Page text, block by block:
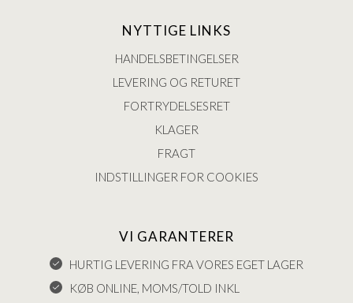
NYTTIGE LINKS
HANDELSBETINGELSER
LEVERING OG RETURET
FORTRYDELSESRET
KLAGER
FRAGT
INDSTILLINGER FOR COOKIES
VI GARANTERER
HURTIG LEVERING FRA VORES EGET LAGER
KØB ONLINE, MOMS/TOLD INKL